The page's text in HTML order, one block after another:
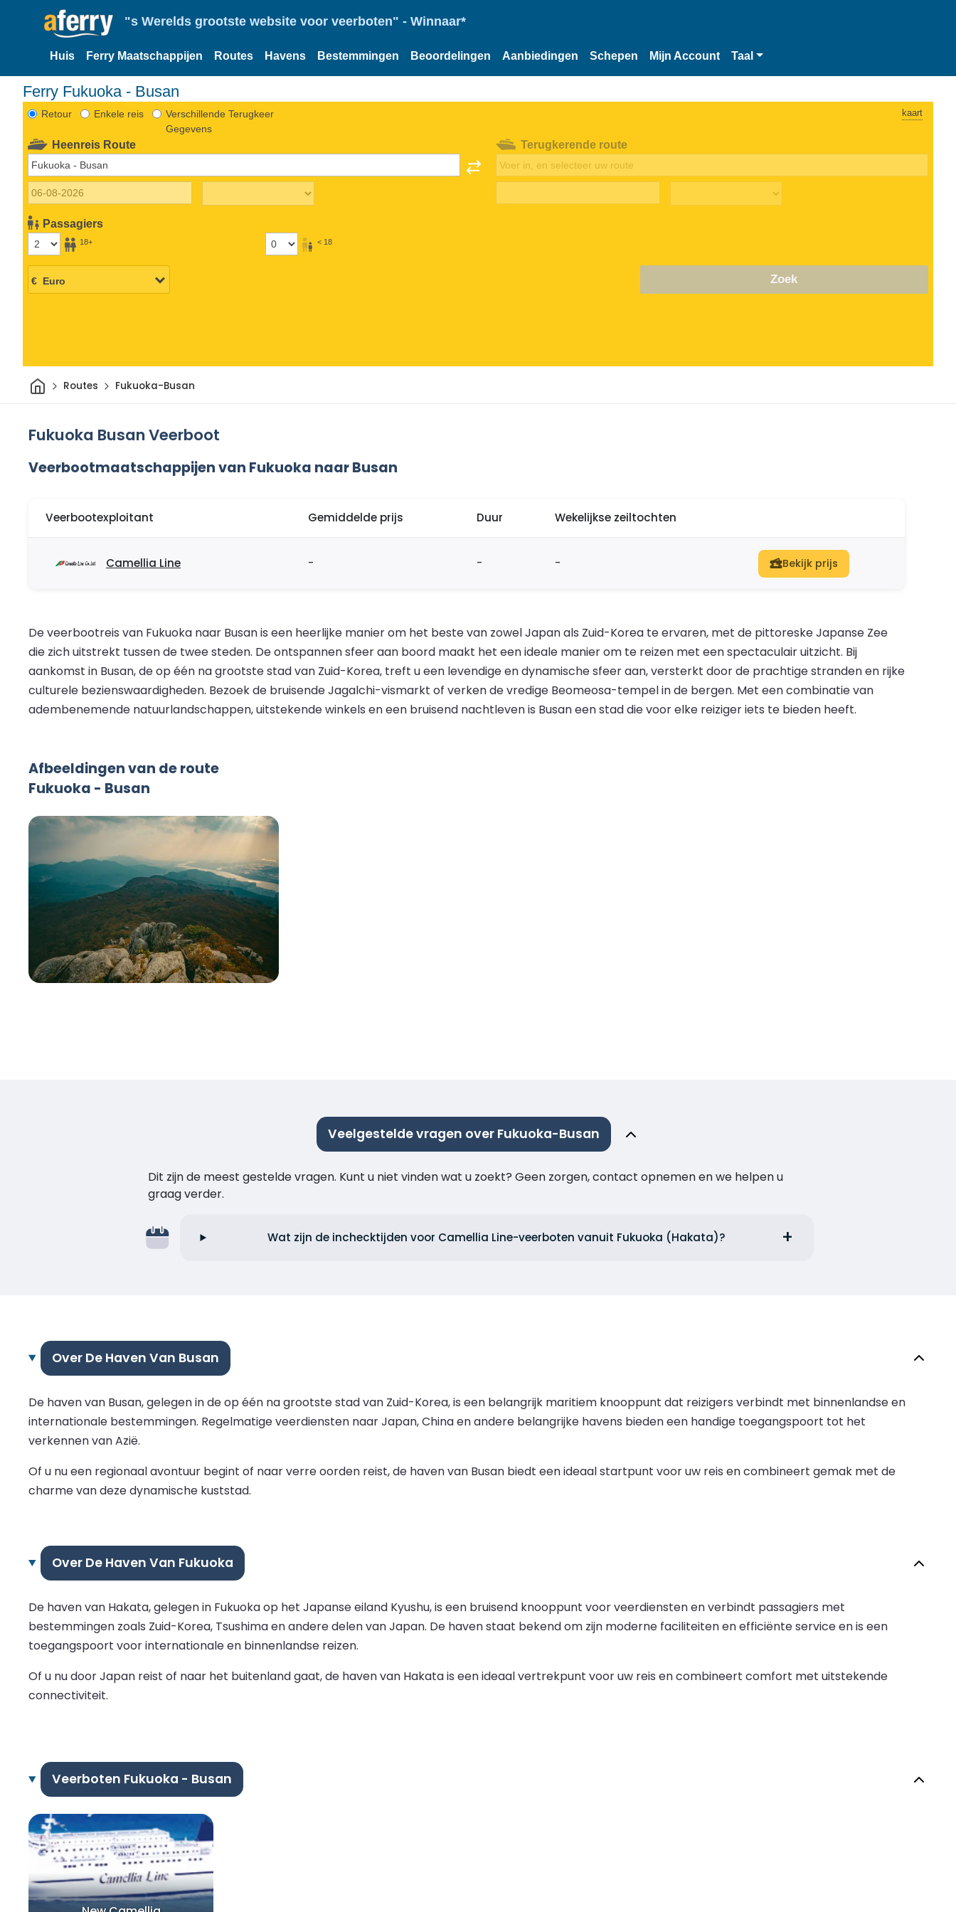
"s Werelds grootste website voor veerboten" - Winnaar*
Huis Ferry Maatschappijen Routes Havens Bestemmingen Beoordelingen Aanbiedingen Schepen Mijn Account Taal
Ferry Fukuoka - Busan
Retour Enkele reis
Verschillende Terugkeer
Gegevens
kaart
Heenreis Route
Passagiers
18+ < 18
Terugkerende route
Zoek
ThuisRoutes Fukuoka-Busan
Fukuoka Busan Veerboot
Veerbootmaatschappijen van Fukuoka naar Busan
Veerbootexploitant Gemiddelde prijs Duur Wekelijkse zeiltochten
Camellia Line - - - Bekijk prijs
De veerbootreis van Fukuoka naar Busan is een heerlijke manier om het beste van zowel Japan als Zuid-Korea te ervaren, met de pittoreske Japanse Zee
die zich uitstrekt tussen de twee steden. De ontspannen sfeer aan boord maakt het een ideale manier om te reizen met een spectaculair uitzicht. Bij
aankomst in Busan, de op één na grootste stad van Zuid-Korea, treft u een levendige en dynamische sfeer aan, versterkt door de prachtige stranden en rijke
culturele bezienswaardigheden. Bezoek de bruisende Jagalchi-vismarkt of verken de vredige Beomeosa-tempel in de bergen. Met een combinatie van
adembenemende natuurlandschappen, uitstekende winkels en een bruisend nachtleven is Busan een stad die voor elke reiziger iets te bieden heeft.
Afbeeldingen van de route
Fukuoka - Busan
Veelgestelde vragen over Fukuoka-Busan
Dit zijn de meest gestelde vragen. Kunt u niet vinden wat u zoekt? Geen zorgen, contact opnemen en we helpen u
graag verder.
Wat zijn de inchecktijden voor Camellia Line-veerboten vanuit Fukuoka (Hakata)?
Over De Haven Van Busan
De haven van Busan, gelegen in de op één na grootste stad van Zuid-Korea, is een belangrijk maritiem knooppunt dat reizigers verbindt met binnenlandse en
internationale bestemmingen. Regelmatige veerdiensten naar Japan, China en andere belangrijke havens bieden een handige toegangspoort tot het
verkennen van Azië.
Of u nu een regionaal avontuur begint of naar verre oorden reist, de haven van Busan biedt een ideaal startpunt voor uw reis en combineert gemak met de
charme van deze dynamische kuststad.
Over De Haven Van Fukuoka
De haven van Hakata, gelegen in Fukuoka op het Japanse eiland Kyushu, is een bruisend knooppunt voor veerdiensten en verbindt passagiers met
bestemmingen zoals Zuid-Korea, Tsushima en andere delen van Japan. De haven staat bekend om zijn moderne faciliteiten en efficiënte service en is een
toegangspoort voor internationale en binnenlandse reizen.
Of u nu door Japan reist of naar het buitenland gaat, de haven van Hakata is een ideaal vertrekpunt voor uw reis en combineert comfort met uitstekende
connectiviteit.
Veerboten Fukuoka - Busan